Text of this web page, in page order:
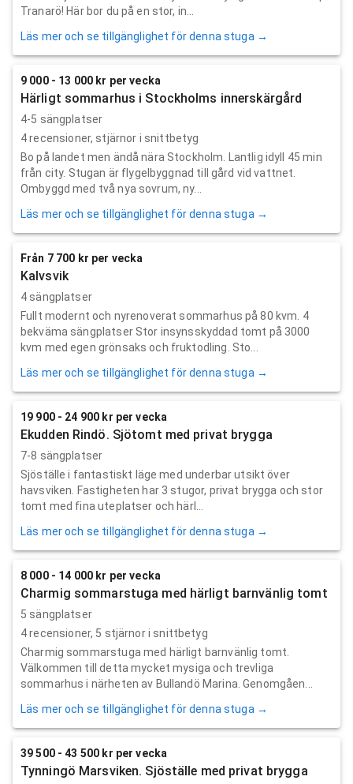
Tranarö! Här bor du på en stor, in...
Läs mer och se tillgänglighet för denna stuga →
9 000 - 13 000 kr per vecka
Härligt sommarhus i Stockholms innerskärgård
4-5 sängplatser
4recensioner, stjärnor i snittbetyg
Bo på landet men ändå nära Stockholm. Lantlig idyll 45 min
från city. Stugan är flygelbyggnad till gård vid vattnet.
Ombyggd med två nya sovrum, ny...
Läs mer och se tillgänglighet för denna stuga →
Från 7 700 kr per vecka
Kalvsvik
4 sängplatser
Fullt modernt och nyrenoverat sommarhus på 80 kvm. 4
bekväma sängplatser Stor insynsskyddad tomt på 3000
kvm med egen grönsaks och fruktodling. Sto...
Läs mer och se tillgänglighet för denna stuga →
19 900 - 24 900 kr per vecka
Ekudden Rindö. Sjötomt med privat brygga
7-8 sängplatser
Sjöställe i fantastiskt läge med underbar utsikt över
havsviken. Fastigheten har 3 stugor, privat brygga och stor
tomt med fina uteplatser och härl...
Läs mer och se tillgänglighet för denna stuga →
8 000 - 14 000 kr per vecka
Charmig sommarstuga med härligt barnvänlig tomt
5 sängplatser
4recensioner, 5 stjärnor i snittbetyg
Charmig sommarstuga med härligt barnvänlig tomt.
Välkommen till detta mycket mysiga och trevliga
sommarhus i närheten av Bullandö Marina. Genomgåen...
Läs mer och se tillgänglighet för denna stuga →
39 500 - 43 500 kr per vecka
Tynningö Marsviken. Sjöställe med privat brygga